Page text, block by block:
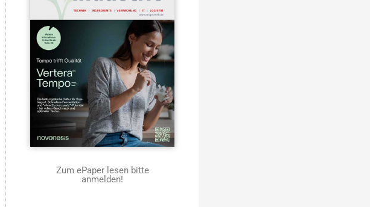
Zum ePaper lesen bitte
anmelden!